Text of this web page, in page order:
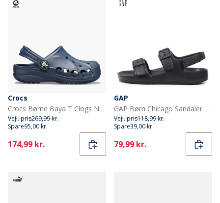
Crocs
Crocs Børne Baya T Clogs Navy
Vejl. pris269,99 kr.
Spare95,00 kr.
Current
174,99 kr.
GAP
GAP Børn Chicago Sandaler Sort
Vejl. pris118,99 kr.
Spare39,00 kr.
Current
79,99 kr.